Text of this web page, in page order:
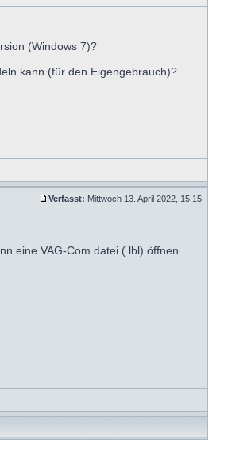
(Windows 7)?
kann (für den Eigengebrauch)?
Verfasst: Mittwoch 13. April 2022, 15:15
eine VAG-Com datei (.lbl) öffnen